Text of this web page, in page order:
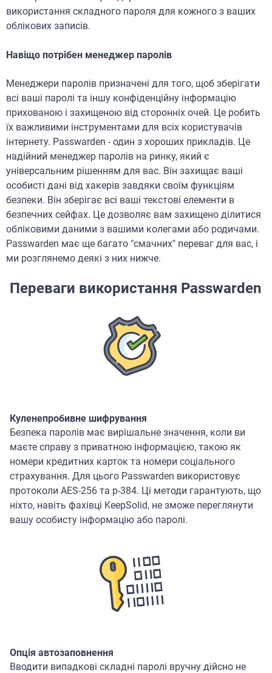
використання складного пароля для кожного з ваших
облікових записів.
Навіщо потрібен менеджер паролів
Менеджери паролів призначені для того, щоб зберігати
всі ваші паролі та іншу конфіденційну інформацію
прихованою і захищеною від сторонніх очей. Це робить
їх важливими інструментами для всіх користувачів
інтернету. Passwarden - один з хороших прикладів. Це
надійний менеджер паролів на ринку, який є
універсальним рішенням для вас. Він захищає ваші
особисті дані від хакерів завдяки своїм функціям
безпеки. Він зберігає всі ваші текстові елементи в
безпечних сейфах. Це дозволяє вам захищено ділитися
обліковими даними з вашими колегами або родичами.
Passwarden має ще багато "смачних" переваг для вас, і
ми розглянемо деякі з них нижче.
Переваги використання Passwarden
Куленепробивне шифрування
Безпека паролів має вирішальне значення, коли ви
маєте справу з приватною інформацією, такою як
номери кредитних карток та номери соціального
страхування. Для цього Passwarden використовує
протоколи AES-256 та p-384. Ці методи гарантують, що
ніхто, навіть фахівці KeepSolid, не зможе переглянути
вашу особисту інформацію або паролі.
Опція автозаповнення
Вводити випадкові складні паролі вручну дійсно не